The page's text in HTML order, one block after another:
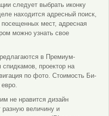
следует выбрать иконку
находится адресный поиск,
мест, адресная
можно узнать свое
в Премиум-
проектор на
по фото. Стоимость Би-
не нравится дизайн
разную величину и